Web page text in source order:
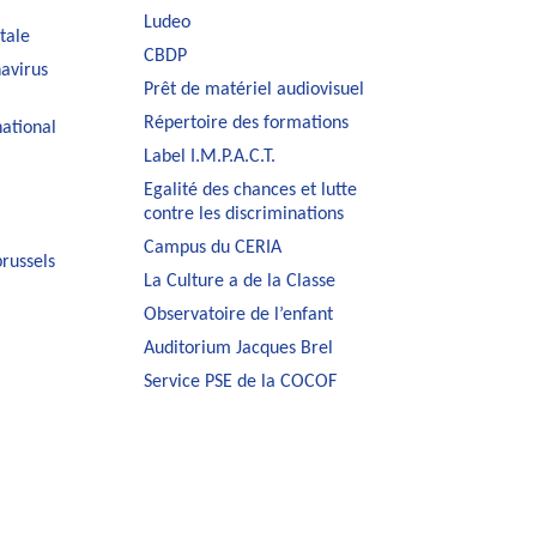
Ludeo
CBDP
Prêt de matériel audiovisuel
Répertoire des formations
Label I.M.P.A.C.T.
Egalité des chances et lutte
contre les discriminations
Campus du CERIA
La Culture a de la Classe
Observatoire de l’enfant
Auditorium Jacques Brel
Service PSE de la COCOF